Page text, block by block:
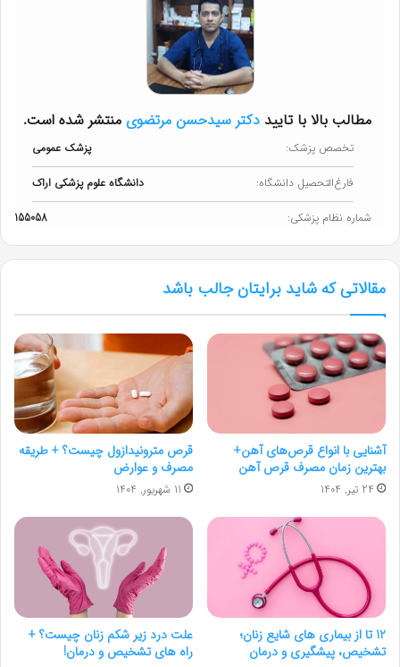
مطالب بالا با تایید دکتر سیدحسن مرتضوی منتشر شده است.
تخصص پزشک: پزشک عمومی
فارغ‌التحصیل دانشگاه: دانشگاه علوم پزشکی اراک
شماره نظام پزشکی: 155058
مقالاتی که شاید برایتان جالب باشد
آشنایی با انواع قرص‌های آهن+
بهترین زمان مصرف قرص آهن
24 تیر, 1404
قرص مترونیدازول چیست؟ + طریقه
مصرف و عوارض
11 شهریور, 1404
12 تا از بیماری های شایع زنان؛
تشخیص، پیشگیری و درمان
علت درد زیر شکم زنان چیست؟ +
راه های تشخیص و درمان!